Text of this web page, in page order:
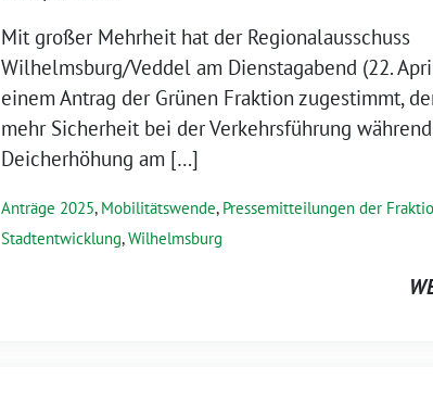
Mit großer Mehrheit hat der Regionalausschuss
Wilhelmsburg/Veddel am Dienstagabend (22.
einem Antrag der Grünen Fraktion zugestimmt,
mehr Sicherheit bei der Verkehrsführung
Deicherhöhung am […]
Anträge 2025, Mobilitätswende, Pressemitteilungen der
Stadtentwicklung,Wilhelmsburg